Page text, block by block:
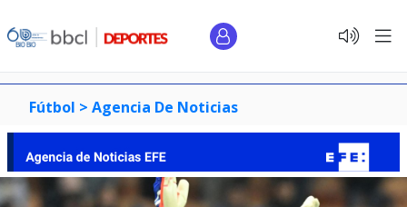
Fútbol > Agencia De Noticias